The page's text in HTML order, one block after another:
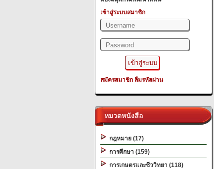
เข้าสู่ระบบสมาชิก
สมัครสมาชิก ลืมรหัสผ่าน
หมวดหนังสือ
กฎหมาย (17)
การศึกษา (159)
การเกษตรและชีววิทยา (118)